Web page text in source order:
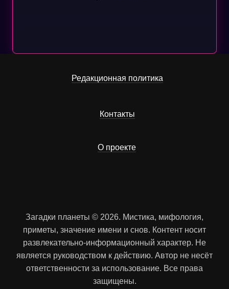
Редакционная политика
Контакты
О проекте
Загадки планеты © 2026. Мистика, мифология,
приметы, значение имени и снов. Контент носит
развлекательно-информационный характер. Не
является руководством к действию. Автор не несёт
ответственности за использование. Все права
защищены.